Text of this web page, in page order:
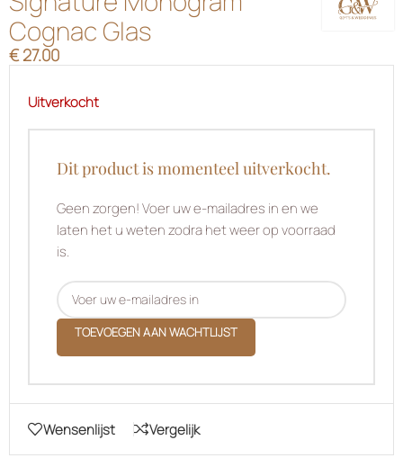
Cognac Glas
€ 27.00
Uitverkocht
Dit product is momenteel uitverkocht.
Geen zorgen! Voer uw e-mailadres in en we
laten het u weten zodra het weer op voorraad
is.
TOEVOEGEN AAN WACHTLIJST
Wensenlijst Vergelijk